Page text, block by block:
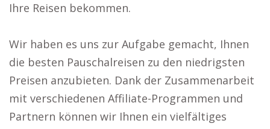
Ihre Reisen bekommen.
Wir haben es uns zur Aufgabe gemacht, Ihnen
die besten Pauschalreisen zu den niedrigsten
Preisen anzubieten. Dank der Zusammenarbeit
mit verschiedenen Affiliate-Programmen und
Partnern können wir Ihnen ein vielfältiges